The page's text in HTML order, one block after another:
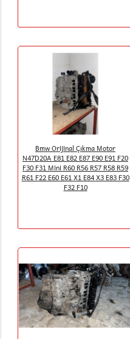
Bmw Orijinal Çıkma Motor
N47D20A E81 E82 E87 E90 E91 F20
F30 F31 Mini R60 R56 R57 R58 R59
R61 F22 E60 E61 X1 E84 X3 E83 F30
F32 F10